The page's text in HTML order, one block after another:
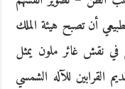
أن تصبح هيئة الملك
في نقش غائر ملون يمثل
القرابين للآله الشمسي